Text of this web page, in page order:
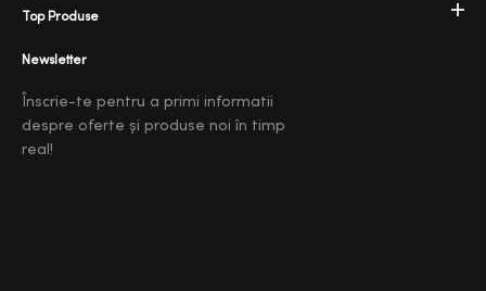
Top Produse
Newsletter
Înscrie-te pentru a primi informatii
despre oferte și produse noi în timp
real!